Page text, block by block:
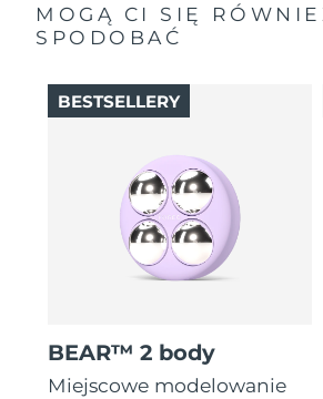
MOGĄ CI SIĘ
SPODOBAĆ
BEAR™ 2 body
Miejscowe modelowanie
BESTSELLERY